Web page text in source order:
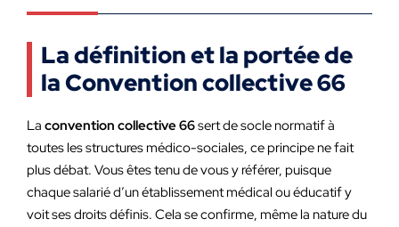
La définition et la portée de
la Convention collective 66
La convention collective 66sert de socle normatif à
toutes les structures médico-sociales, ce principe ne fait
plus débat. Vous êtes tenu de vous y référer, puisque
chaque salarié d’un établissement médical ou éducatif y
voit ses droits définis. Cela se confirme, même la nature du